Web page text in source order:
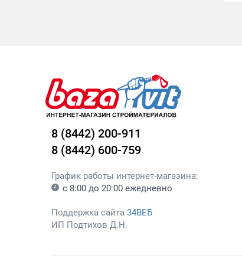
8 (8442) 200-911
8 (8442) 600-759
График работы интернет-магазина:
с 8:00 до 20:00 ежедневно
Поддержка сайта 34ВЕБ
ИП Подтихов Д.Н.